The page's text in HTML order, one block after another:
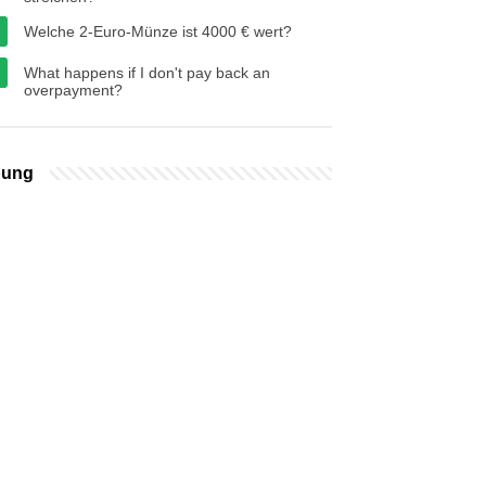
Welche 2-Euro-Münze ist 4000 € wert?
What happens if I don't pay back an
overpayment?